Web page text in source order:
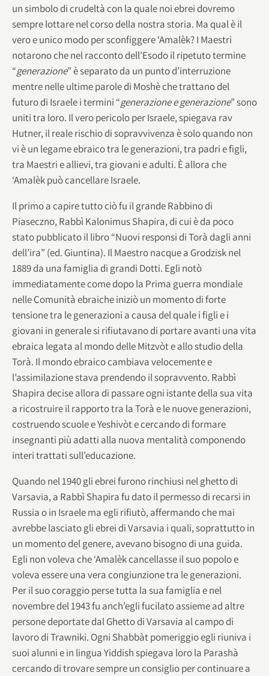
un simbolo di crudeltà con la quale noi ebrei dovremo
sempre lottare nel corso della nostra storia. Ma qual è il
vero e unico modo per sconfiggere ‘Amalèk? I Maestri
notarono che nel racconto dell’Esodo il ripetuto termine
“generazione” è separato da un punto d’interruzione
mentre nelle ultime parole di Moshè che trattano del
futuro di Israele i termini “generazione e generazione” sono
uniti tra loro. Il vero pericolo per Israele, spiegava rav
Hutner, il reale rischio di sopravvivenza è solo quando non
vi è un legame ebraico tra le generazioni, tra padri e figli,
tra Maestri e allievi, tra giovani e adulti. È allora che
‘Amalèk può cancellare Israele.
Il primo a capire tutto ciò fu il grande Rabbino di
Piaseczno, Rabbì Kalonimus Shapira, di cui è da poco
stato pubblicato il libro “Nuovi responsi di Torà dagli anni
dell’ira” (ed. Giuntina). Il Maestro nacque a Grodzisk nel
1889 da una famiglia di grandi Dotti. Egli notò
immediatamente come dopo la Prima guerra mondiale
nelle Comunità ebraiche iniziò un momento di forte
tensione tra le generazioni a causa del quale i figli e i
giovani in generale si rifiutavano di portare avanti una vita
ebraica legata al mondo delle Mitzvòt e allo studio della
Torà. Il mondo ebraico cambiava velocemente e
l’assimilazione stava prendendo il sopravvento. Rabbì
Shapira decise allora di passare ogni istante della sua vita
a ricostruire il rapporto tra la Torà e le nuove generazioni,
costruendo scuole e Yeshivòt e cercando di formare
insegnanti più adatti alla nuova mentalità componendo
interi trattati sull’educazione.
Quando nel 1940 gli ebrei furono rinchiusi nel ghetto di
Varsavia, a Rabbì Shapira fu dato il permesso di recarsi in
Russia o in Israele ma egli rifiutò, affermando che mai
avrebbe lasciato gli ebrei di Varsavia i quali, soprattutto in
un momento del genere, avevano bisogno di una guida.
Egli non voleva che ‘Amalèk cancellasse il suo popolo e
voleva essere una vera congiunzione tra le generazioni.
Per il suo coraggio perse tutta la sua famiglia e nel
novembre del 1943 fu anch’egli fucilato assieme ad altre
persone deportate dal Ghetto di Varsavia al campo di
lavoro di Trawniki. Ogni Shabbàt pomeriggio egli riuniva i
suoi alunni e in lingua Yiddish spiegava loro la Parashà
cercando di trovare sempre un consiglio per continuare a